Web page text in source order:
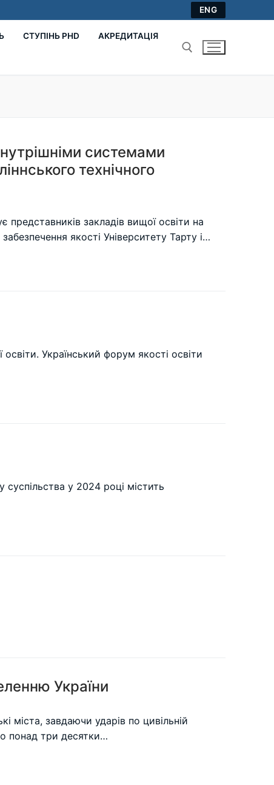
ENG
СТУПІНЬ PHD АКРЕДИТАЦІЯ
системами
технічного
представників закладів вищої освіти на
якості Університету Тарту і…
Український форум якості освіти
суспільства у 2024 році містить
України
міста, завдаючи ударів по цивільній
понад три десятки…